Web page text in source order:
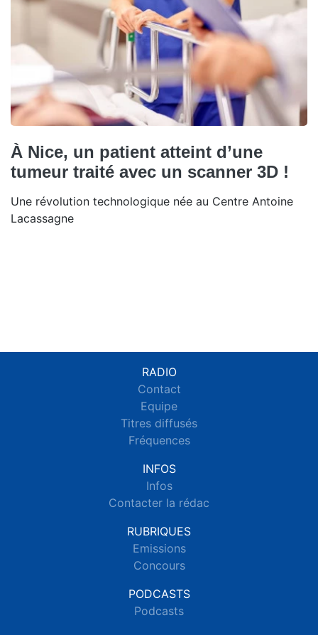
À Nice, un patient atteint d’une
tumeur traité avec un scanner 3D !
Une révolution technologique née au Centre Antoine
Lacassagne
RADIO
Contact
Equipe
Titres diffusés
Fréquences
INFOS
Infos
Contacter la rédac
RUBRIQUES
Emissions
Concours
PODCASTS
Podcasts